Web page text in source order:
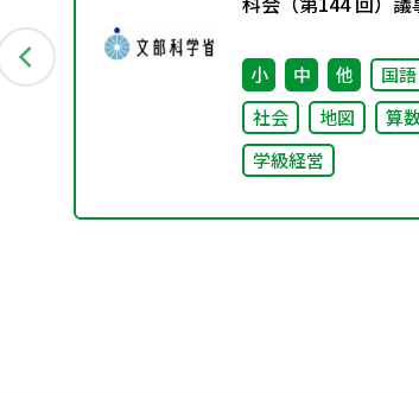
小 中 他 国語
社会
地図
算
学級経営